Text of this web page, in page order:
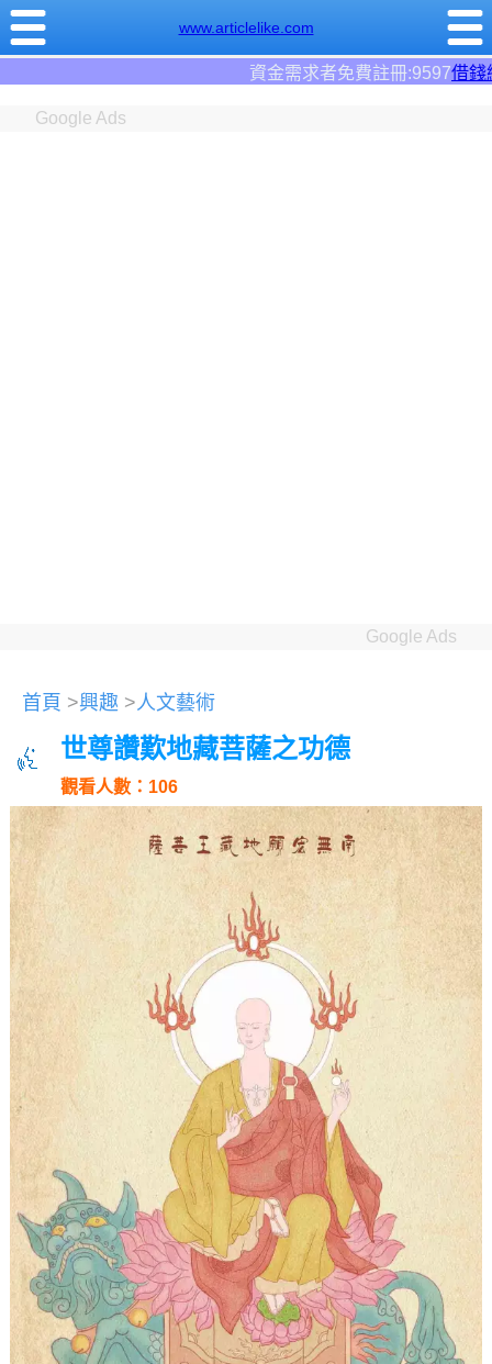
www.articlelike.com
資金需求者免費註冊:9597借錢網。全台前三大借錢網站
Google Ads
Google Ads
首頁 >興趣 >人文藝術
世尊讚歎地藏菩薩之功德
觀看人數：106